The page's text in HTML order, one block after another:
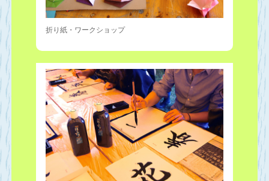
折り紙・ワークショップ